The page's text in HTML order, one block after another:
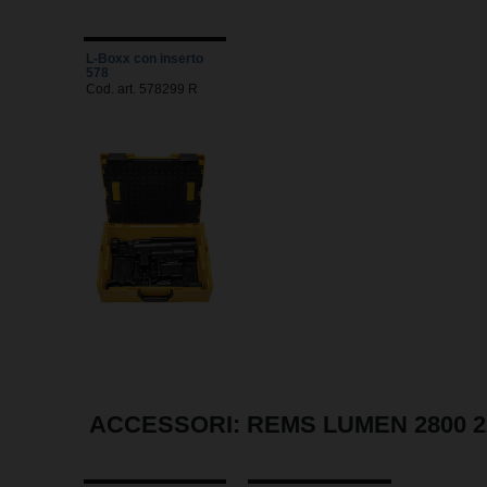
L-Boxx con inserto
578
Cod. art. 578299 R
ACCESSORI: REMS LUMEN 2800